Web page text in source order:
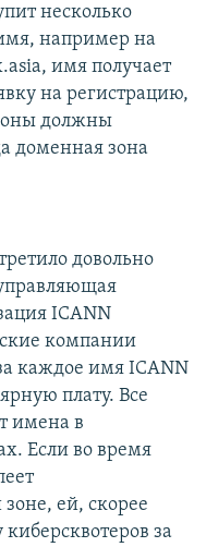
несколько
например на
имя получает
на регистрацию,
должны
доменная зона
довольно
ICANN
компании
каждое имя ICANN
плату. Все
имена в
Если во время
ей, скорее
киберсквотеров за